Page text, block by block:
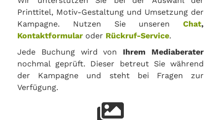
Printtitel, Motiv-Gestaltung und Umsetzung der
Kampagne. Nutzen Sie unseren Chat,
Kontaktformular oder Rückruf-Service.
Jede Buchung wird von Ihrem Mediaberater
nochmal geprüft. Dieser betreut Sie während
der Kampagne und steht bei Fragen zur
Verfügung.